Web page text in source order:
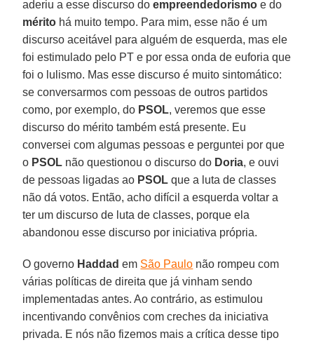
aderiu a esse discurso doempreendedorismo e do
mérito há muito tempo. Para mim, esse não é um
discurso aceitável para alguém de esquerda, mas ele
foi estimulado pelo PT e por essa onda de euforia que
foi o lulismo. Mas esse discurso é muito sintomático:
se conversarmos com pessoas de outros partidos
como, por exemplo, do PSOL, veremos que esse
discurso do mérito também está presente. Eu
conversei com algumas pessoas e perguntei por que
o PSOL não questionou o discurso do Doria, e ouvi
de pessoas ligadas ao PSOL que a luta de classes
não dá votos. Então, acho difícil a esquerda voltar a
ter um discurso de luta de classes, porque ela
abandonou esse discurso por iniciativa própria.
O governo Haddad em São Paulo não rompeu com
várias políticas de direita que já vinham sendo
implementadas antes. Ao contrário, as estimulou
incentivando convênios com creches da iniciativa
privada. E nós não fizemos mais a crítica desse tipo